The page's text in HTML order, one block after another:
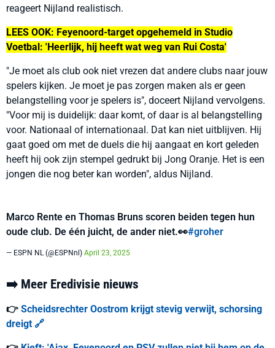
reageert Nijland realistisch.
LEES OOK: Feyenoord-target opgehemeld in Studio
Voetbal: 'Heerlijk, hij heeft wat weg van Rui Costa'
"Je moet als club ook niet vrezen dat andere clubs naar jouw
spelers kijken. Je moet je pas zorgen maken als er geen
belangstelling voor je spelers is", doceert Nijland vervolgens.
"Voor mij is duidelijk: daar komt, of daar is al belangstelling
voor. Nationaal of internationaal. Dat kan niet uitblijven. Hij
gaat goed om met de duels die hij aangaat en kort geleden
heeft hij ook zijn stempel gedrukt bij Jong Oranje. Het is een
jongen die nog beter kan worden", aldus Nijland.
Marco Rente en Thomas Bruns scoren beiden tegen hun
oude club. De één juicht, de ander niet.👀#groher
— ESPN NL (@ESPNnl) April 23, 2025
➡️ Meer Eredivisie nieuws
👉 Scheidsrechter Oostrom krijgt stevig verwijt, schorsing
dreigt 🔗